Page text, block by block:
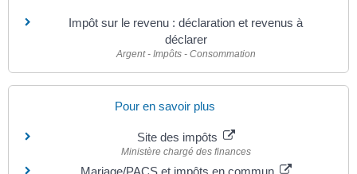
Impôt sur le revenu : déclaration et revenus à
déclarer
Argent - Impôts - Consommation
Pour en savoir plus
Site des impôts
Ministère chargé des finances
Mariage/PACS et impôts en commun